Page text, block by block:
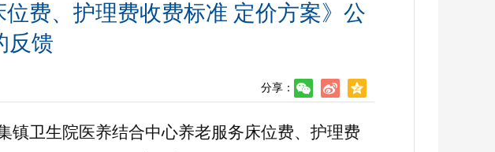
费、护理费收费标准 定价方案》公
反馈
分享：
镇卫生院医养结合中心养老服务床位费、护理费